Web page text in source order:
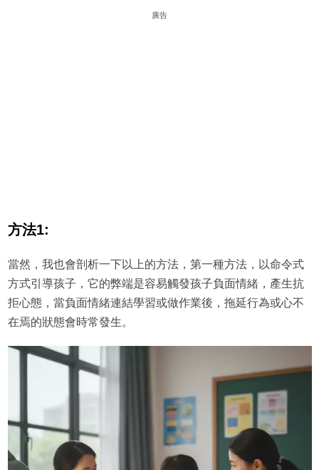
廣告
方法1:
當然，我也會剖析一下以上的方法，第一種方法，以命令式
方式引導孩子，它的弊端是容易觸發孩子負面情緒，產生抗
拒心態，當負面情緒連結學習或做作業後，拖延行為或心不
在焉的狀態會時常發生。